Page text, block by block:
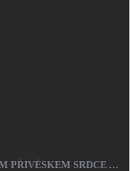
ŠŇŮRKOVÝ NÁRAMEK SE STŘÍBRNÝM PŘÍVĚSKEM SRDCE A KRYSTALY SWAROVSKI CRYSTAL (STŘÍBRO 925/1000)